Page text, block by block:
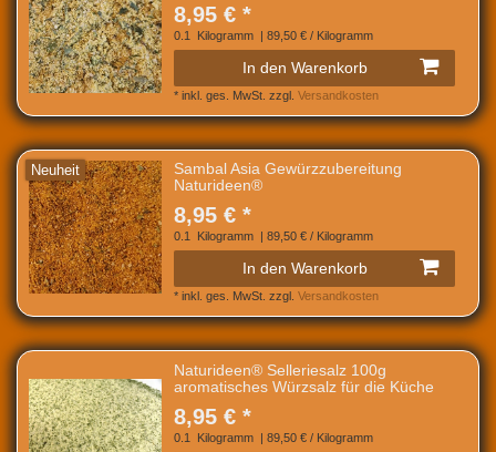
8,95 € *
0.1 Kilogramm | 89,50 € / Kilogramm
In den Warenkorb
* inkl. ges. MwSt. zzgl. Versandkosten
Neuheit
Sambal Asia Gewürzzubereitung
Naturideen®
8,95 € *
0.1 Kilogramm | 89,50 € / Kilogramm
In den Warenkorb
* inkl. ges. MwSt. zzgl. Versandkosten
Naturideen® Selleriesalz 100g
aromatisches Würzsalz für die Küche
8,95 € *
0.1 Kilogramm | 89,50 € / Kilogramm